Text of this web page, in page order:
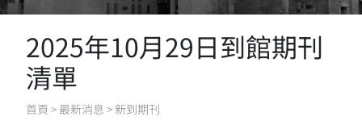
2025年10月29日到館期刊
清單
首頁 > 最新消息 > 新到期刊